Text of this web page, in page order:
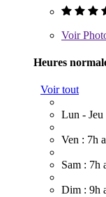
Voir
Heures
Voir tout
Lun - Jeu
Ven : 7h
Sam : 7h
Dim : 9h